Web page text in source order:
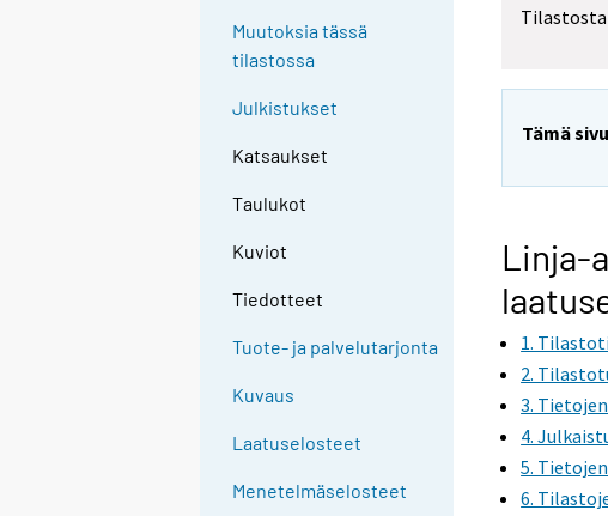
Muutoksia tässä
tilastossa
Julkistukset
Katsaukset
Taulukot
Kuviot
Tiedotteet
Tuote- ja palvelutarjonta
Kuvaus
Laatuselosteet
Menetelmäselosteet
Tämä
Linja-
1.
2.
3.
4.
5.
6.